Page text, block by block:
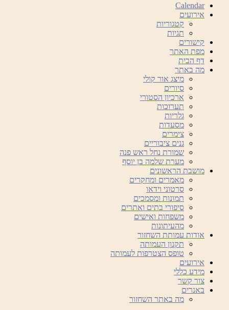
Calendar
אירועים
קטגוריות
תגיות
קישורים
מפת האתר
דף הבית
מה באתר
מיצג אור קולי
סיורים
ארכיון הסטורי
תערוכות
גלריות
מסעדות
צימרים
גנים ציבוריים
שמורת נחל ראש פנה
מערת שלמה בן יוסף
מושבת הראשונים
מאמרים ומחקרים
סרטוני וידאו
תמונות ומסמכים
סיפורי בתים ואתרים
משפחות ואישים
מהעיתונות
אודות עמותת השחזור
תקנון העמותה
טופס הצטרפות לעמותה
אירועים
מידע כללי
צור קשר
באנרים
מה באתר השחזור